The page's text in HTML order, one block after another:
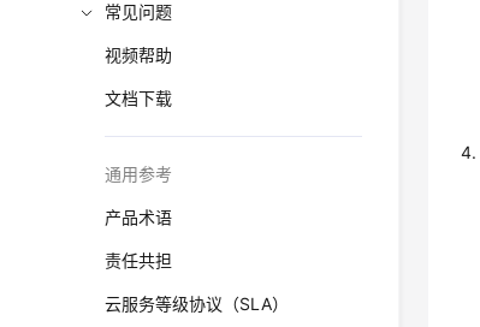
常见问题
视频帮助
文档下载
通用参考
产品术语
责任共担
云服务等级协议（SLA）